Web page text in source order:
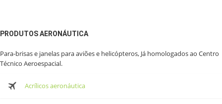
PRODUTOS AERONÁUTICA
Para-brisas e janelas para aviões e helicópteros, Já homologados ao Centro
Técnico Aeroespacial.
Acrílicos aeronáutica